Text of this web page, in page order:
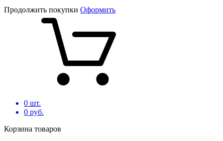
Продолжить покупки Оформить
0 шт.
0 руб.
Корзина товаров